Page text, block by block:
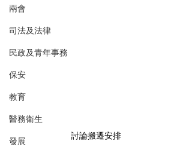
兩會
司法及法律
民政及青年事務
保安
教育
醫務衛生
發展
討論搬遷安排